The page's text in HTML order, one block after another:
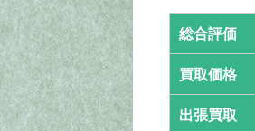
総合評価
買取価格
出張買取